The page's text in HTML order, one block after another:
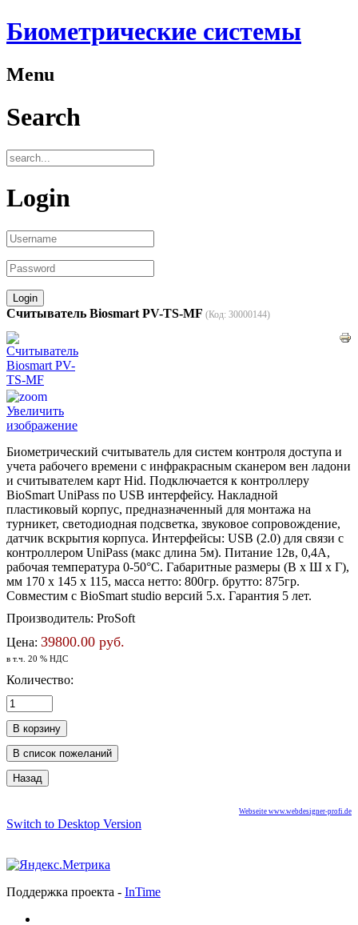
Биометрические системы
Menu
Search
Login
Считыватель Biosmart PV-TS-MF (Код: 30000144)
Увеличить
изображение
Биометрический считыватель для систем контроля доступа и
учета рабочего времени с инфракрасным сканером вен ладони
и считывателем карт Hid. Подключается к контроллеру
BioSmart UniPass по USB интерфейсу. Накладной
пластиковый корпус, предназначенный для монтажа на
турникет, светодиодная подсветка, звуковое сопровождение,
датчик вскрытия корпуса. Интерфейсы: USB (2.0) для связи с
контроллером UniPass (макс длина 5м). Питание 12в, 0,4А,
рабочая температура 0-50°С. Габаритные размеры (В x Ш x Г),
мм 170 х 145 х 115, масса нетто: 800гр. брутто: 875гр.
Совместим с BioSmart studio версий 5.x. Гарантия 5 лет.
Производитель: ProSoft
Цена: 39800.00 руб.
в т.ч. 20 % НДС
Количество:
Webseite www.webdesigner-profi.de
Switch to Desktop Version
Поддержка проекта - InTime